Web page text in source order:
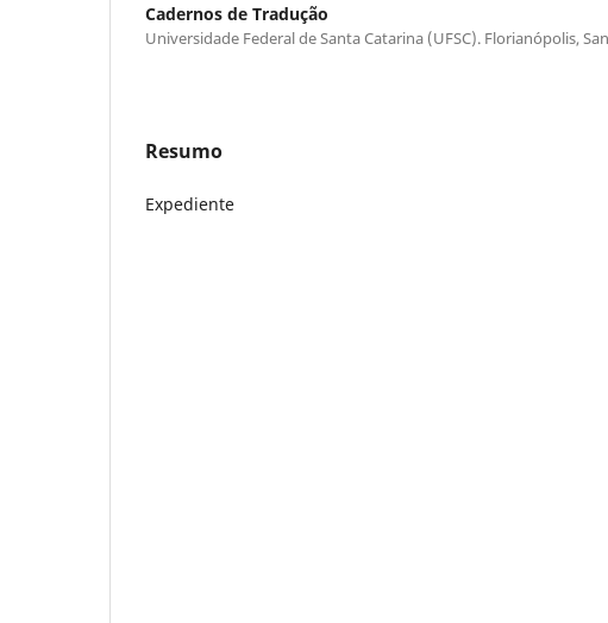
Cadernos de Tradução
Universidade Federal de Santa Catarina (UFSC). Florianópolis,
Resumo
Expediente